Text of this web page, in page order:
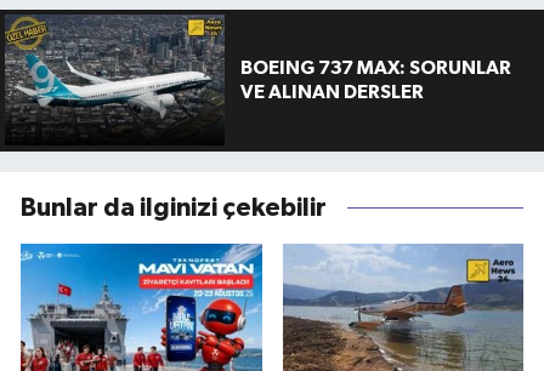
BOEING 737 MAX: SORUNLAR
VE ALINAN DERSLER
Bunlar da ilginizi çekebilir